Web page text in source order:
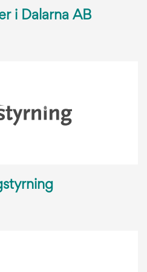
i Dalarna AB